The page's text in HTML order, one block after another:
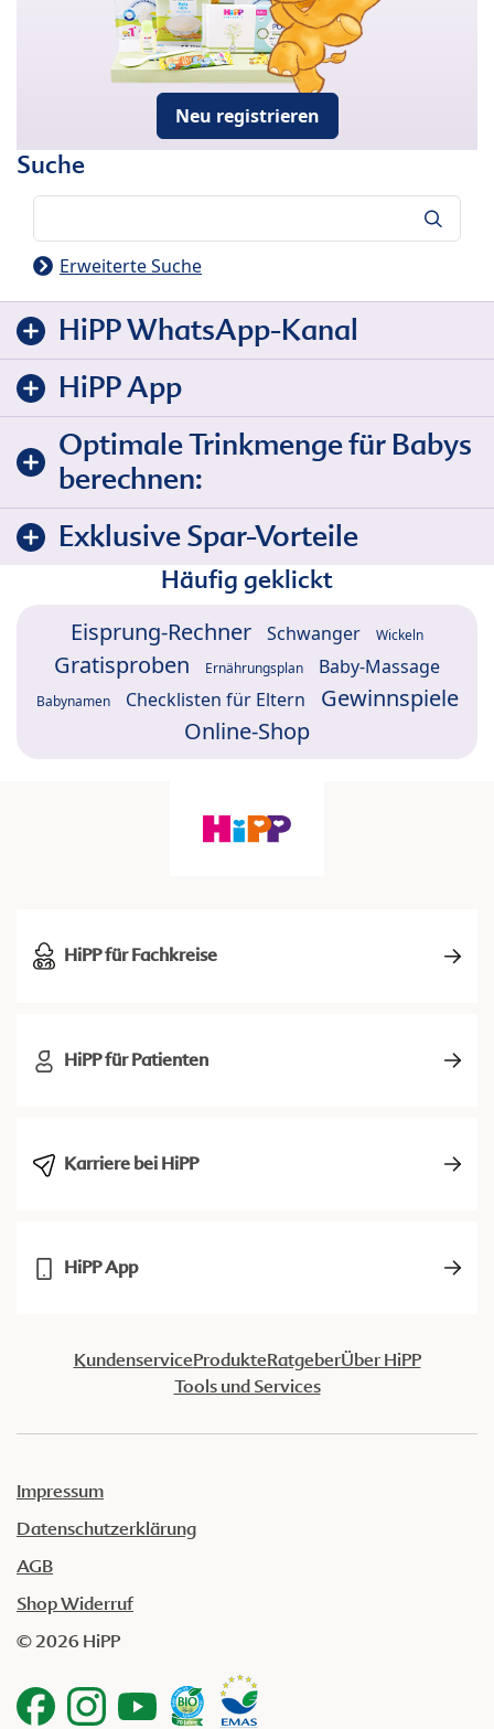
Neu registrieren
Suche
Erweiterte Suche
HiPP WhatsApp-Kanal
HiPP App
Optimale Trinkmenge für Babys
berechnen:
Exklusive Spar-Vorteile
Häufig geklickt
Eisprung-Rechner Schwanger Wickeln
Gratisproben Ernährungsplan Baby-Massage
Babynamen Checklisten für Eltern
Gewinnspiele
Online-Shop
HiPP für Fachkreise
HiPP für Patienten
Karriere bei HiPP
HiPP App
KundenserviceProdukteRatgeberÜber HiPP
Tools und Services
Impressum
Datenschutzerklärung
AGB
Shop Widerruf
© 2026 HiPP